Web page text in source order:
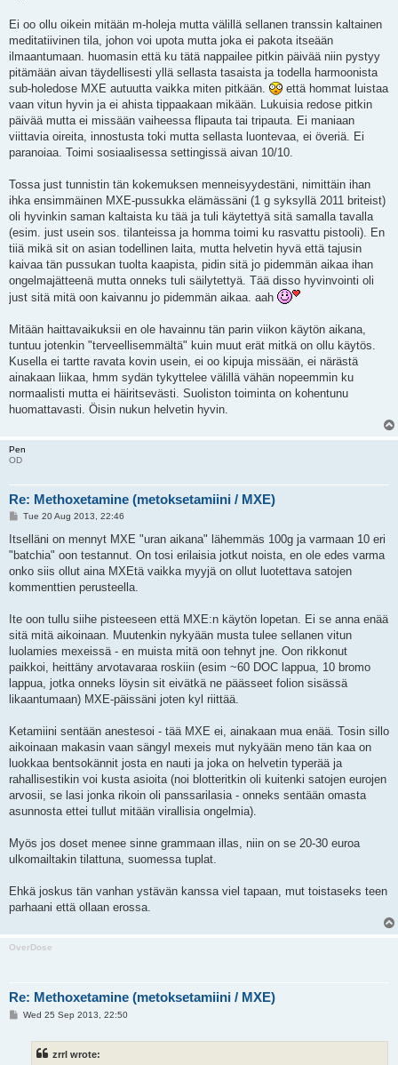
Ei oo ollu oikein mitään m-holeja mutta välillä sellanen transsin kaltainen
meditatiivinen tila, johon voi upota mutta joka ei pakota itseään
ilmaantumaan. huomasin että ku tätä nappailee pitkin päivää niin pystyy
pitämään aivan täydellisesti yllä sellasta tasaista ja todella harmoonista
sub-holedose MXE autuutta vaikka miten pitkään.
että hommat luistaa
vaan vitun hyvin ja ei ahista tippaakaan mikään. Lukuisia redose pitkin
päivää mutta ei missään vaiheessa flipauta tai tripauta. Ei maniaan
viittavia oireita, innostusta toki mutta sellasta luontevaa, ei överiä. Ei
paranoiaa. Toimi sosiaalisessa settingissä aivan 10/10.
Tossa just tunnistin tän kokemuksen menneisyydestäni, nimittäin ihan
ihka ensimmäinen MXE-pussukka elämässäni (1 g syksyllä 2011 briteist)
oli hyvinkin saman kaltaista ku tää ja tuli käytettyä sitä samalla tavalla
(esim. just usein sos. tilanteissa ja homma toimi ku rasvattu pistooli). En
tiiä mikä sit on asian todellinen laita, mutta helvetin hyvä että tajusin
kaivaa tän pussukan tuolta kaapista, pidin sitä jo pidemmän aikaa ihan
ongelmajätteenä mutta onneks tuli säilytettyä. Tää disso hyvinvointi oli
just sitä mitä oon kaivannu jo pidemmän aikaa. aah
Mitään haittavaikuksii en ole havainnu tän parin viikon käytön aikana,
tuntuu jotenkin "terveellisemmältä" kuin muut erät mitkä on ollu käytös.
Kusella ei tartte ravata kovin usein, ei oo kipuja missään, ei närästä
ainakaan liikaa, hmm sydän tykyttelee välillä vähän nopeemmin ku
normaalisti mutta ei häiritsevästi. Suoliston toiminta on kohentunu
huomattavasti. Öisin nukun helvetin hyvin.
Pen
OD
Re: Methoxetamine (metoksetamiini / MXE)
P
s
Tue 20 Aug 2013, 22:46
Itselläni on mennyt MXE "uran aikana" lähemmäs 100g ja varmaan 10 eri
"batchia" oon testannut. On tosi erilaisia jotkut noista, en ole edes varma
onko siis ollut aina MXEtä vaikka myyjä on ollut luotettava satojen
kommenttien perusteella.
Ite oon tullu siihe pisteeseen että MXE:n käytön lopetan. Ei se anna enää
sitä mitä aikoinaan. Muutenkin nykyään musta tulee sellanen vitun
luolamies mexeissä - en muista mitä oon tehnyt jne. Oon rikkonut
paikkoi, heittäny arvotavaraa roskiin (esim ~60 DOC lappua, 10 bromo
lappua, jotka onneks löysin sit eivätkä ne päässeet folion sisässä
likaantumaan) MXE-päissäni joten kyl riittää.
Ketamiini sentään anestesoi - tää MXE ei, ainakaan mua enää. Tosin sillo
aikoinaan makasin vaan sängyl mexeis mut nykyään meno tän kaa on
luokkaa bentsokännit josta en nauti ja joka on helvetin typerää ja
rahallisestikin voi kusta asioita (noi blotteritkin oli kuitenki satojen eurojen
arvosii, se lasi jonka rikoin oli panssarilasia - onneks sentään omasta
asunnosta ettei tullut mitään virallisia ongelmia).
Myös jos doset menee sinne grammaan illas, niin on se 20-30 euroa
ulkomailtakin tilattuna, suomessa tuplat.
Ehkä joskus tän vanhan ystävän kanssa viel tapaan, mut toistaseks teen
parhaani että ollaan erossa.
OverDose
Re: Methoxetamine (metoksetamiini / MXE)
PWed 25 Sep 2013, 22:50
zrrl wrote: